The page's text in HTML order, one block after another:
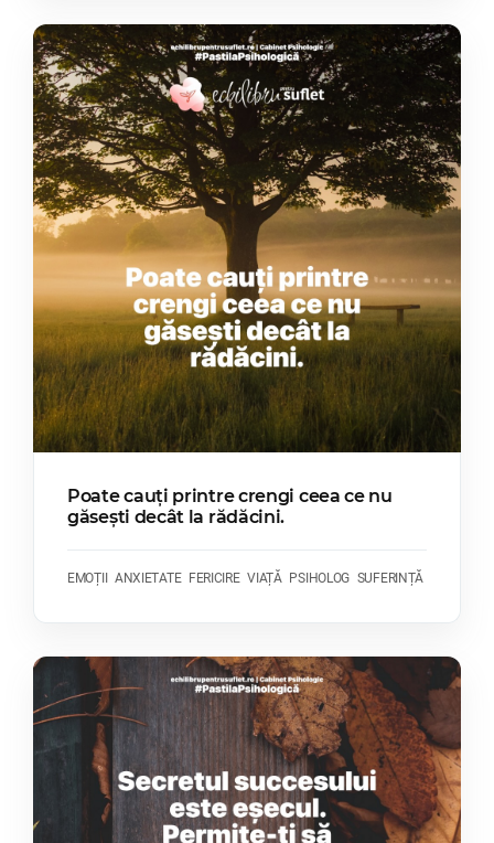
Poate cauți printre crengi ceea ce nu
găsești decât la rădăcini.
EMOȚII ANXIETATE FERICIRE VIAȚĂ PSIHOLOG SUFERINȚĂ